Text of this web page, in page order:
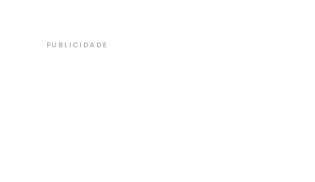
PUBLICIDADE